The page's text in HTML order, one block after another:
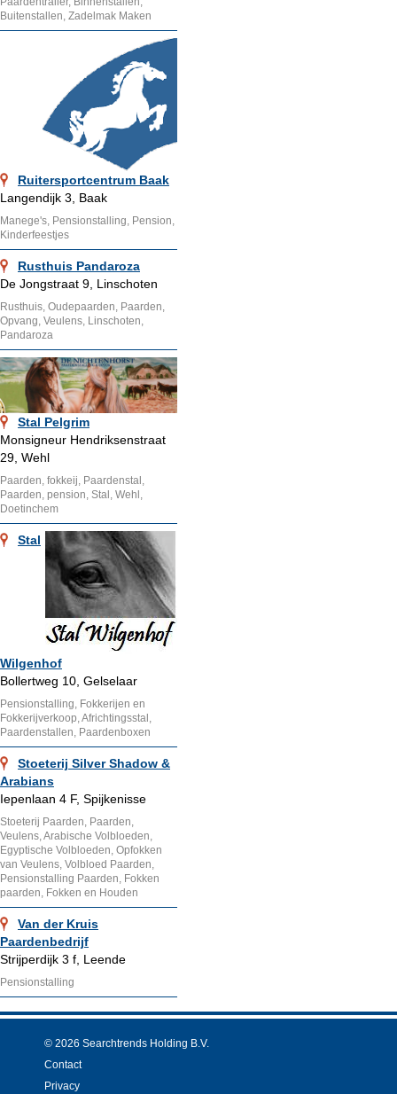
Buitenstallen, Zadelmak Maken
Ruitersportcentrum Baak
Langendijk 3, Baak
Manege's, Pensionstalling, Pension,
Kinderfeestjes
Rusthuis Pandaroza
De Jongstraat 9, Linschoten
Rusthuis, Oudepaarden, Paarden,
Opvang, Veulens, Linschoten,
Pandaroza
Stal Pelgrim
Monsigneur Hendriksenstraat
29, Wehl
Paarden, fokkeij, Paardenstal,
Paarden, pension, Stal, Wehl,
Doetinchem
Stal
Wilgenhof
Bollertweg 10, Gelselaar
Pensionstalling, Fokkerijen en
Fokkerijverkoop, Africhtingsstal,
Paardenstallen, Paardenboxen
Stoeterij Silver Shadow &
Arabians
Iepenlaan 4 F, Spijkenisse
Stoeterij Paarden, Paarden,
Veulens, Arabische Volbloeden,
Egyptische Volbloeden, Opfokken
van Veulens, Volbloed Paarden,
Pensionstalling Paarden, Fokken
paarden, Fokken en Houden
Van der Kruis
Paardenbedrijf
Strijperdijk 3 f, Leende
Pensionstalling
© 2026 Searchtrends Holding B.V.
Contact
Privacy